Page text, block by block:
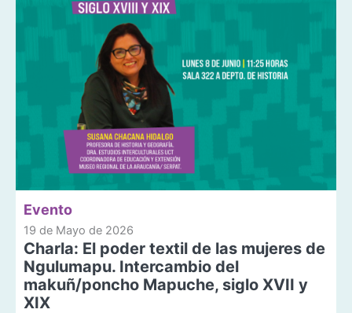
Evento
19 de Mayo de 2026
Charla: El poder textil de las mujeres de
Ngulumapu. Intercambio del
makuñ/poncho Mapuche, siglo XVII y
XIX